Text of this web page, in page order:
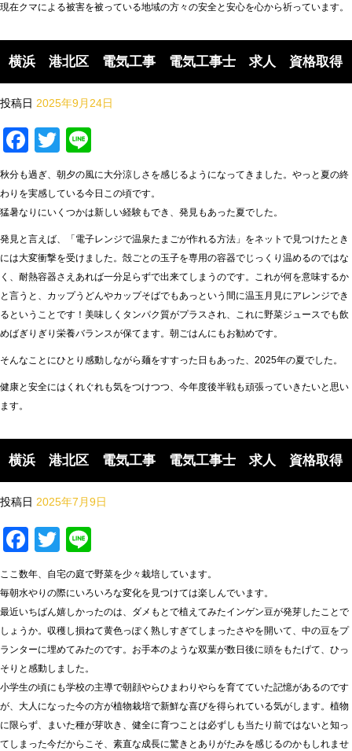
現在クマによる被害を被っている地域の方々の安全と安心を心から祈っています。
横浜 港北区 電気工事 電気工事士 求人 資格取得
投稿日 2025年9月24日
Facebook
Twitter
秋分も過ぎ、朝夕の風に大分涼しさを感じるようになってきました。やっと夏の終
わりを実感している今日この頃です。
猛暑なりにいくつかは新しい経験もでき、発見もあった夏でした。
発見と言えば、「電子レンジで温泉たまごが作れる方法」をネットで見つけたとき
には大変衝撃を受けました。殻ごとの玉子を専用の容器でじっくり温めるのではな
く、耐熱容器さえあれば一分足らずで出来てしまうのです。これが何を意味するか
と言うと、カップうどんやカップそばでもあっという間に温玉月見にアレンジでき
るということです！美味しくタンパク質がプラスされ、これに野菜ジュースでも飲
めばぎりぎり栄養バランスが保てます。朝ごはんにもお勧めです。
そんなことにひとり感動しながら麺をすすった日もあった、2025年の夏でした。
健康と安全にはくれぐれも気をつけつつ、今年度後半戦も頑張っていきたいと思い
ます。
横浜 港北区 電気工事 電気工事士 求人 資格取得
投稿日 2025年7月9日
Facebook
Twitter
ここ数年、自宅の庭で野菜を少々栽培しています。
毎朝水やりの際にいろいろな変化を見つけては楽しんでいます。
最近いちばん嬉しかったのは、ダメもとで植えてみたインゲン豆が発芽したことで
しょうか。収穫し損ねて黄色っぽく熟しすぎてしまったさやを開いて、中の豆をプ
ランターに埋めてみたのです。お手本のような双葉が数日後に頭をもたげて、ひっ
そりと感動しました。
小学生の頃にも学校の主導で朝顔やらひまわりやらを育てていた記憶があるのです
が、大人になった今の方が植物栽培で新鮮な喜びを得られている気がします。植物
に限らず、まいた種が芽吹き、健全に育つことは必ずしも当たり前ではないと知っ
てしまった今だからこそ、素直な成長に驚きとありがたみを感じるのかもしれませ